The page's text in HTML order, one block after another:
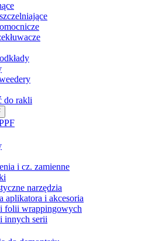
do rakli
i cz. zamienne
narzędzia
aplikatora i akcesoria
folii wrappingowych
innych serii